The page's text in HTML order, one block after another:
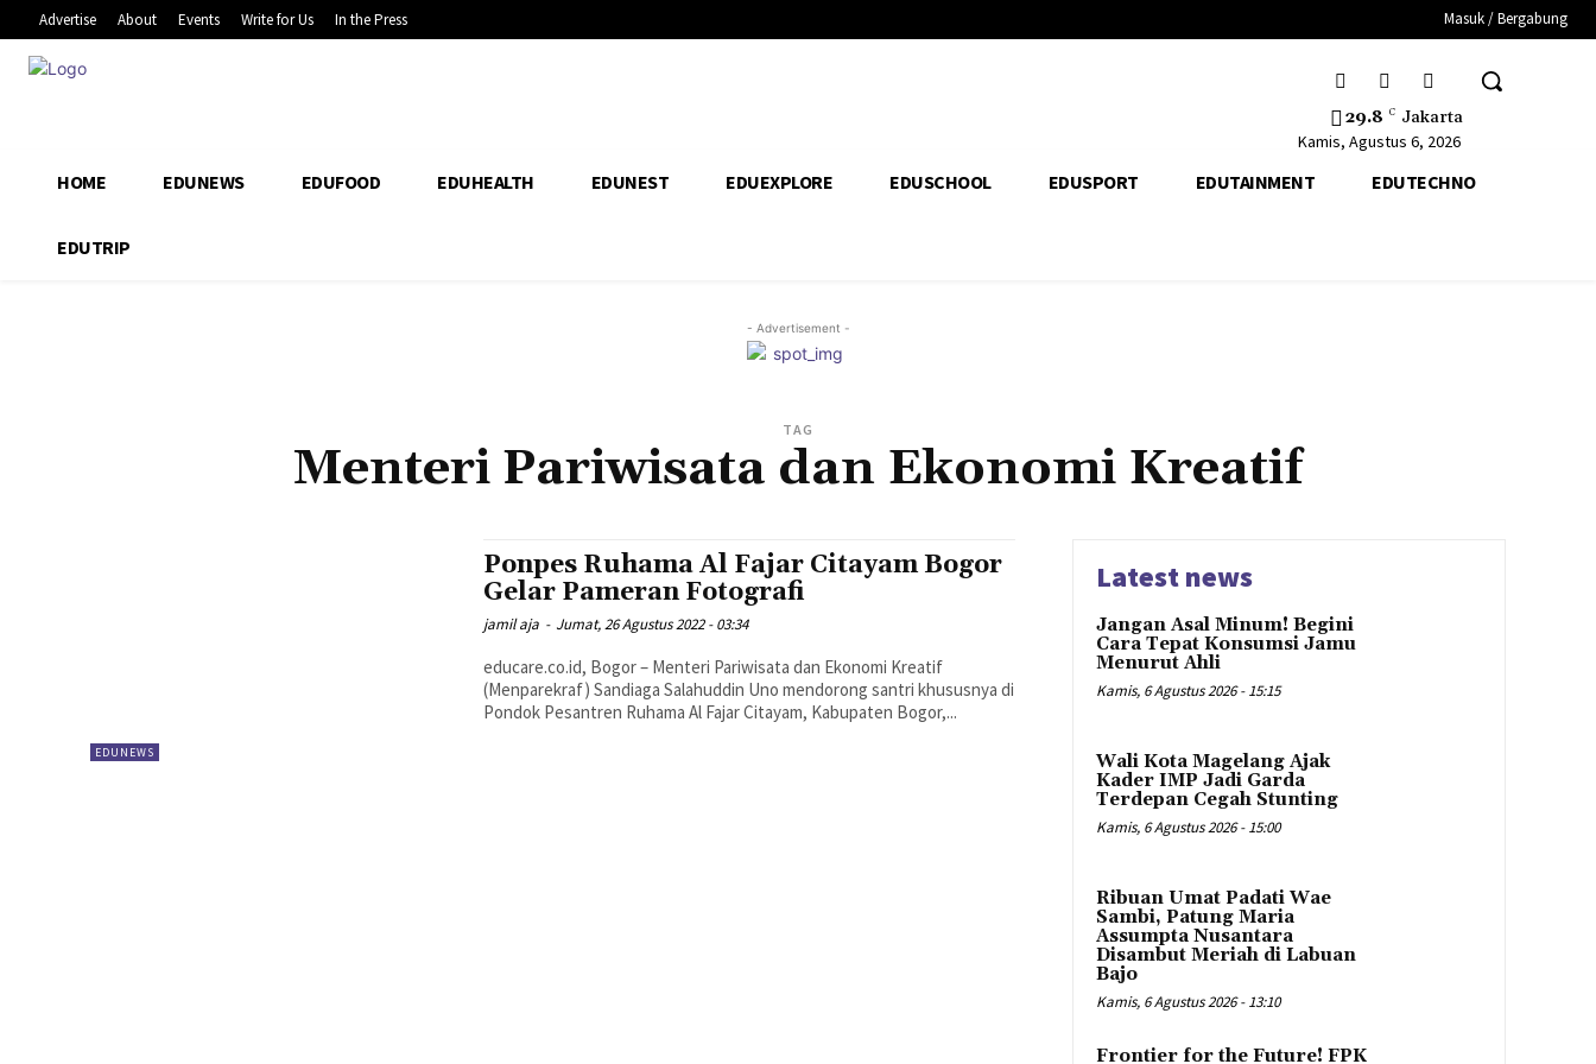
Advertise About Events Write for Us In the Press Masuk / Bergabung
29.8 C Jakarta
Kamis, Agustus 6, 2026
HOME EDUNEWS EDUFOOD EDUHEALTH EDUNEST EDUEXPLORE EDUSCHOOL EDUSPORT EDUTAINMENT EDUTECHNO
EDUTRIP
- Advertisement -
TAG
Menteri Pariwisata dan Ekonomi Kreatif
EDUNEWS
Ponpes Ruhama Al Fajar Citayam Bogor
Gelar Pameran Fotografi
jamil aja - Jumat, 26 Agustus 2022 - 03:34
educare.co.id, Bogor – Menteri Pariwisata dan Ekonomi Kreatif
(Menparekraf) Sandiaga Salahuddin Uno mendorong santri khususnya di
Pondok Pesantren Ruhama Al Fajar Citayam, Kabupaten Bogor,...
Latest news
Jangan Asal Minum! Begini
Cara Tepat Konsumsi Jamu
Menurut Ahli
Kamis, 6 Agustus 2026 - 15:15
Wali Kota Magelang Ajak
Kader IMP Jadi Garda
Terdepan Cegah Stunting
Kamis, 6 Agustus 2026 - 15:00
Ribuan Umat Padati Wae
Sambi, Patung Maria
Assumpta Nusantara
Disambut Meriah di Labuan
Bajo
Kamis, 6 Agustus 2026 - 13:10
Frontier for the Future! FPK